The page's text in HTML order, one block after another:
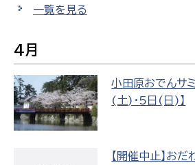
一覧を見る
4月
小田原おでんサ
(土)・5日(日)】
【開催中止】お